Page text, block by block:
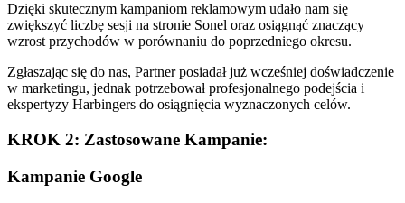
Dzięki skutecznym kampaniom reklamowym udało nam się
zwiększyć liczbę sesji na stronie Sonel oraz osiągnąć znaczący
wzrost przychodów w porównaniu do poprzedniego okresu.
Zgłaszając się do nas, Partner posiadał już wcześniej doświadczenie
w marketingu, jednak potrzebował profesjonalnego podejścia i
ekspertyzy Harbingers do osiągnięcia wyznaczonych celów.
KROK 2: Zastosowane Kampanie:
Kampanie Google